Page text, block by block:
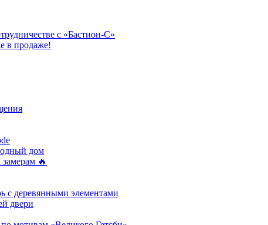
с «Бастион-С»
в продаже!
дом
🔥
с деревянными элементами
двери